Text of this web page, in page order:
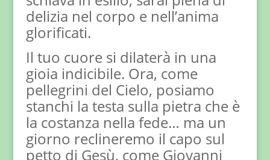
delizia nel corpo e nell’anima
glorificati.
Il tuo cuore si dilaterà in una
gioia indicibile. Ora, come
pellegrini del Cielo, posiamo
stanchi la testa sulla pietra che è
la costanza nella fede… ma un
giorno reclineremo il capo sul
petto di Gesù, come Giovanni